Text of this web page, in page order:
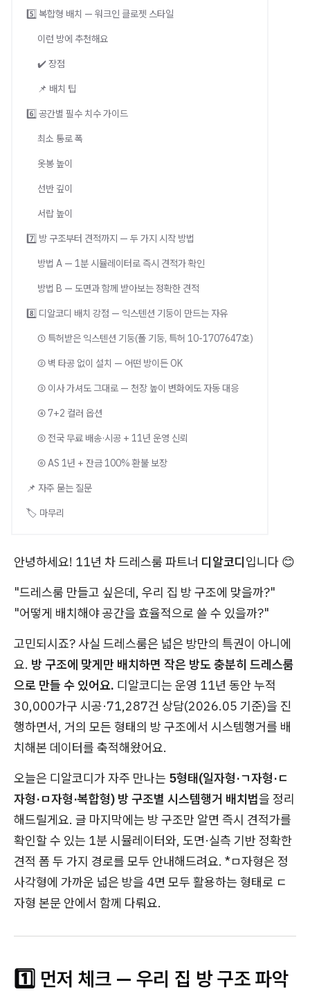
5️⃣ 복합형 배치 — 워크인 클로젯 스타일
이런 방에 추천해요
✔️ 장점
📌 배치 팁
6️⃣ 공간별 필수 치수 가이드
최소 통로 폭
옷봉 높이
선반 깊이
서랍 높이
7️⃣ 방 구조부터 견적까지 — 두 가지 시작 방법
방법 A — 1분 시뮬레이터로 즉시 견적가 확인
방법 B — 도면과 함께 받아보는 정확한 견적
8️⃣ 디알코디 배치 강점 — 익스텐션 기둥이 만드는 자유
① 특허받은 익스텐션 기둥(폴 기둥, 특허 10-1707647호)
② 벽 타공 없이 설치 — 어떤 방이든 OK
③ 이사 가셔도 그대로 — 천장 높이 변화에도 자동 대응
④ 7+2 컬러 옵션
⑤ 전국 무료 배송·시공 + 11년 운영 신뢰
⑥ AS 1년 + 잔금 100% 환불 보장
📌 자주 묻는 질문
🏷️ 마무리
안녕하세요! 11년 차 드레스룸 파트너 디알코디입니다 😊
"드레스룸 만들고 싶은데, 우리 집 방 구조에 맞을까?"
"어떻게 배치해야 공간을 효율적으로 쓸 수 있을까?"
고민되시죠? 사실 드레스룸은 넓은 방만의 특권이 아니에
요. 방 구조에 맞게만 배치하면 작은 방도 충분히 드레스룸
으로 만들 수 있어요. 디알코디는 운영 11년 동안 누적
30,000가구 시공·71,287건 상담(2026.05 기준)을 진
행하면서, 거의 모든 형태의 방 구조에서 시스템행거를 배
치해본 데이터를 축적해왔어요.
오늘은 디알코디가 자주 만나는 5형태(일자형·ㄱ자형·ㄷ
자형·ㅁ자형·복합형) 방 구조별 시스템행거 배치법을 정리
해드릴게요. 글 마지막에는 방 구조만 알면 즉시 견적가를
확인할 수 있는 1분 시뮬레이터와, 도면·실측 기반 정확한
견적 폼 두 가지 경로를 모두 안내해드려요. *ㅁ자형은 정
사각형에 가까운 넓은 방을 4면 모두 활용하는 형태로 ㄷ
자형 본문 안에서 함께 다뤄요.
1️⃣ 먼저 체크 — 우리 집 방 구조 파악